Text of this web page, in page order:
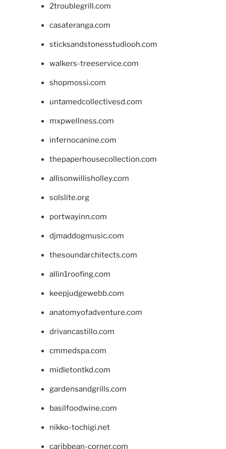
2troublegrill.com
casateranga.com
sticksandstonesstudiooh.com
walkers-treeservice.com
shopmossi.com
untamedcollectivesd.com
mxpwellness.com
infernocanine.com
thepaperhousecollection.com
allisonwillisholley.com
solslite.org
portwayinn.com
djmaddogmusic.com
thesoundarchitects.com
allin1roofing.com
keepjudgewebb.com
anatomyofadventure.com
drivancastillo.com
cmmedspa.com
midletontkd.com
gardensandgrills.com
basilfoodwine.com
nikko-tochigi.net
caribbean-corner.com